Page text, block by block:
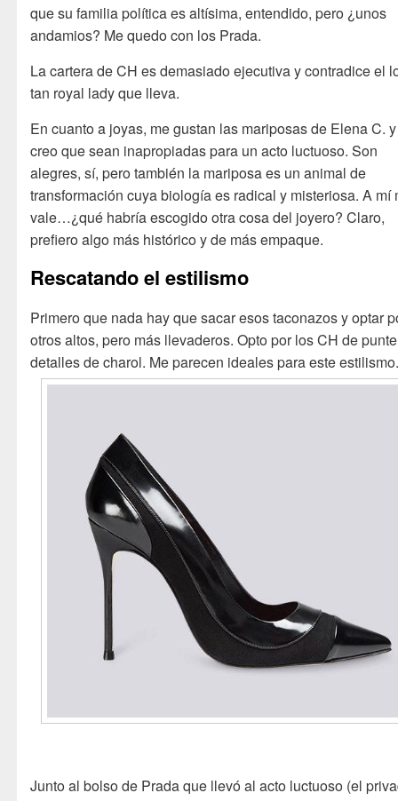
que su familia política es altísima, entendido, pero ¿unos
andamios? Me quedo con los Prada.
La cartera de CH es demasiado ejecutiva y contradice el
tan royal lady que lleva.
En cuanto a joyas, me gustan las mariposas de Elena C.
creo que sean inapropiadas para un acto luctuoso. Son
alegres, sí, pero también la mariposa es un animal de
transformación cuya biología es radical y misteriosa. A mí
vale…¿qué habría escogido otra cosa del joyero? Claro,
prefiero algo más histórico y de más empaque.
Rescatando el estilismo
Primero que nada hay que sacar esos taconazos y optar
otros altos, pero más llevaderos. Opto por los CH de
detalles de charol. Me parecen ideales para este
Junto al bolso de Prada que llevó al acto luctuoso (el